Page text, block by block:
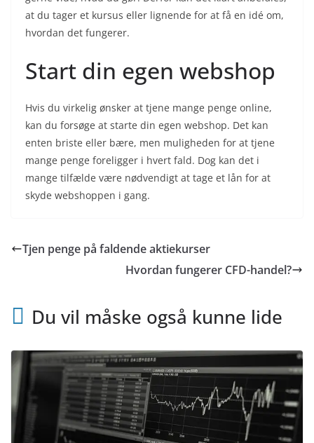
at du tager et kursus eller lignende for at få en idé om,
hvordan det fungerer.
Start din egen webshop
Hvis du virkelig ønsker at tjene mange penge online,
kan du forsøge at starte din egen webshop. Det kan
enten briste eller bære, men muligheden for at tjene
mange penge foreligger i hvert fald. Dog kan det i
mange tilfælde være nødvendigt at tage et lån for at
skyde webshoppen i gang.
Tjen penge på faldende aktiekurser
Hvordan fungerer CFD-handel?
Du vil måske også kunne lide